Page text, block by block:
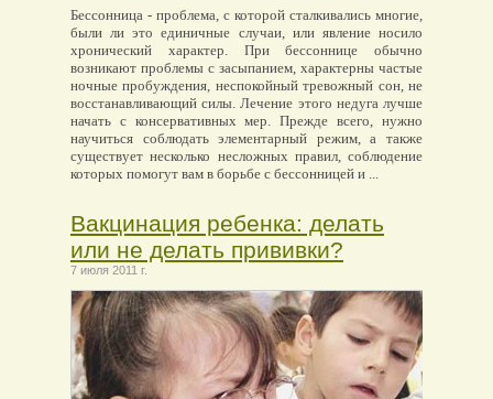
Бессонница - проблема, с которой сталкивались многие,
были ли это единичные случаи, или явление носило
хронический характер. При бессоннице обычно
возникают проблемы с засыпанием, характерны частые
ночные пробуждения, неспокойный тревожный сон, не
восстанавливающий силы. Лечение этого недуга лучше
начать с консервативных мер. Прежде всего, нужно
научиться соблюдать элементарный режим, а также
существует несколько несложных правил, соблюдение
которых помогут вам в борьбе с бессонницей и ...
Вакцинация ребенка: делать
или не делать прививки?
7 июля 2011 г.